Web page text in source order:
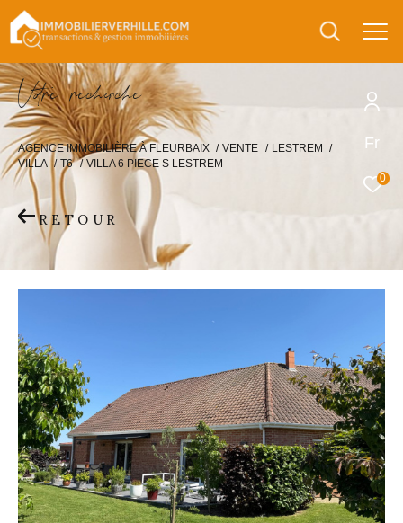
Fr
0
Vore recece
AGENCE IMMOBILIÈRE À FLEURBAIX VENTE
LESTREM
VILLA
T6 VILLA 6 PIECE S LESTREM
RETOUR